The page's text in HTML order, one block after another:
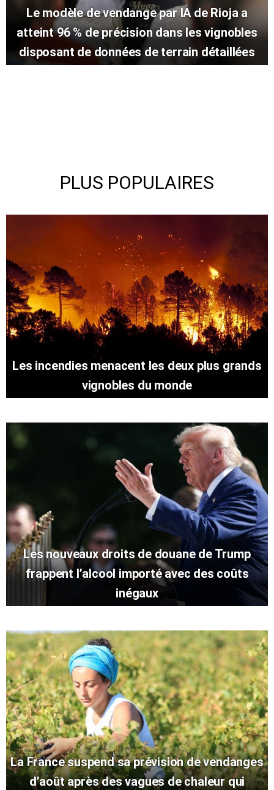
Le modèle de vendange par IA de Rioja a
atteint 96 % de précision dans les vignobles
disposant de données de terrain détaillées
PLUS POPULAIRES
Les incendies menacent les deux plus grands
vignobles du monde
Les nouveaux droits de douane de Trump
frappent l’alcool importé avec des coûts
inégaux
La France suspend sa prévision de vendanges
d’août après des vagues de chaleur qui